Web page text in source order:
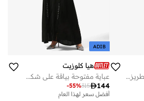
عباية مطرزة مفتوحة بتطريز يدوي
ADIB
هيا كلوزيت
عباية مفتوحة بياقة على شكل حرف مزينة بالدانتيل
144
315
-55%
أفضل سعر لهذا العام